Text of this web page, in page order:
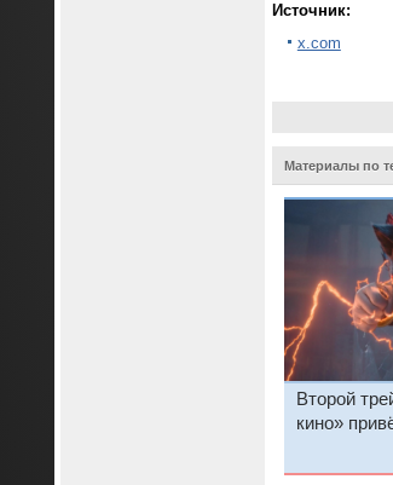
Источник:
x.com
Материалы по
Второй
кино»